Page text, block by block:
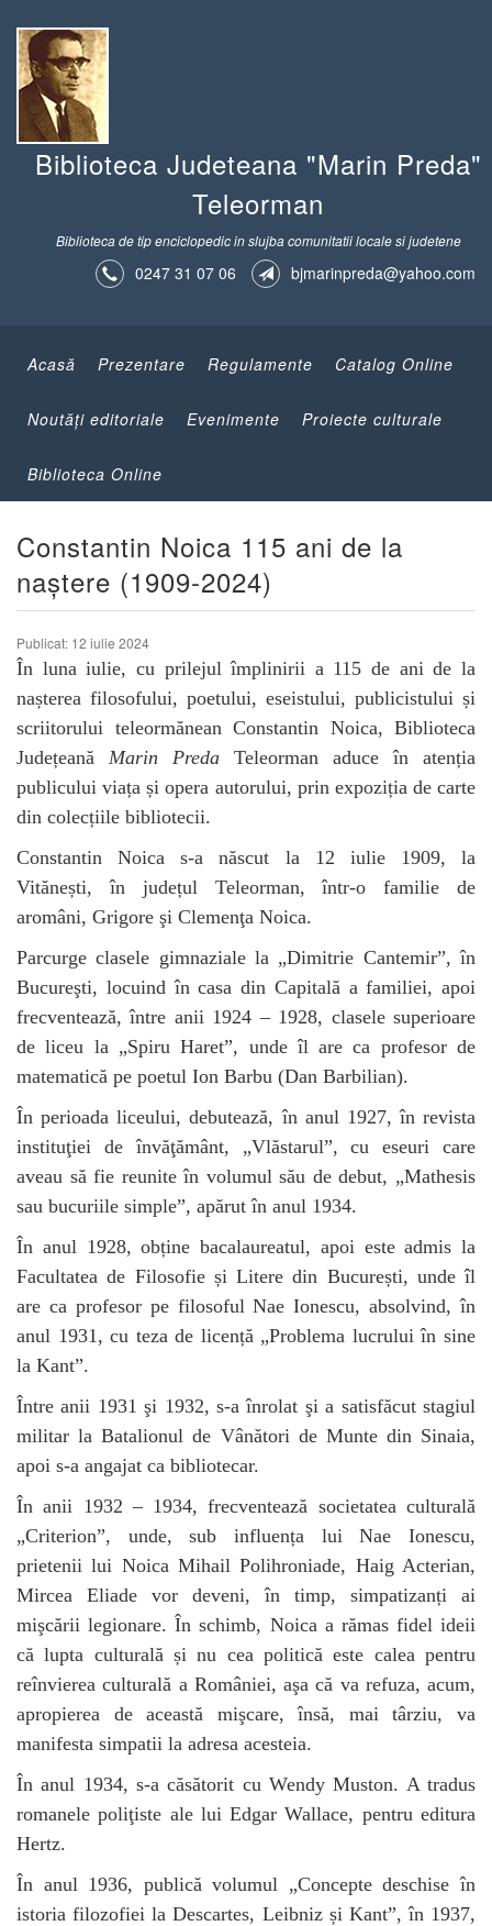
Biblioteca Judeteana "Marin Preda"
Teleorman
Biblioteca de tip enciclopedic in slujba comunitatii locale si judetene
0247 31 07 06 bjmarinpreda@yahoo.com
Acasă Prezentare Regulamente Catalog Online
Noutăţi editoriale Evenimente Proiecte culturale
Biblioteca Online
Constantin Noica 115 ani de la
naștere (1909-2024)
Publicat: 12 iulie 2024
În luna iulie, cu prilejul împlinirii a 115 de ani de la
nașterea filosofului, poetului, eseistului, publicistului și
scriitorului teleormănean Constantin Noica, Biblioteca
Județeană Marin Preda Teleorman aduce în atenția
publicului viața și opera autorului, prin expoziția de carte
din colecțiile bibliotecii.
Constantin Noica s-a născut la 12 iulie 1909, la
Vitănești, în județul Teleorman, într-o familie de
aromâni, Grigore şi Clemenţa Noica.
Parcurge clasele gimnaziale la „Dimitrie Cantemir”, în
Bucureşti, locuind în casa din Capitală a familiei, apoi
frecventează, între anii 1924 – 1928, clasele superioare
de liceu la „Spiru Haret”, unde îl are ca profesor de
matematică pe poetul Ion Barbu (Dan Barbilian).
În perioada liceului, debutează, în anul 1927, în revista
instituţiei de învăţământ, „Vlăstarul”, cu eseuri care
aveau să fie reunite în volumul său de debut, „Mathesis
sau bucuriile simple”, apărut în anul 1934.
În anul 1928, obține bacalaureatul, apoi este admis la
Facultatea de Filosofie și Litere din București, unde îl
are ca profesor pe filosoful Nae Ionescu, absolvind, în
anul 1931, cu teza de licență „Problema lucrului în sine
la Kant”.
Între anii 1931 şi 1932, s-a înrolat şi a satisfăcut stagiul
militar la Batalionul de Vânători de Munte din Sinaia,
apoi s-a angajat ca bibliotecar.
În anii 1932 – 1934, frecventează societatea culturală
„Criterion”, unde, sub influența lui Nae Ionescu,
prietenii lui Noica Mihail Polihroniade, Haig Acterian,
Mircea Eliade vor deveni, în timp, simpatizanți ai
mişcării legionare. În schimb, Noica a rămas fidel ideii
că lupta culturală și nu cea politică este calea pentru
reînvierea culturală a României, aşa că va refuza, acum,
apropierea de această mişcare, însă, mai târziu, va
manifesta simpatii la adresa acesteia.
În anul 1934, s-a căsătorit cu Wendy Muston. A tradus
romanele poliţiste ale lui Edgar Wallace, pentru editura
Hertz.
În anul 1936, publică volumul „Concepte deschise în
istoria filozofiei la Descartes, Leibniz și Kant”, în 1937,